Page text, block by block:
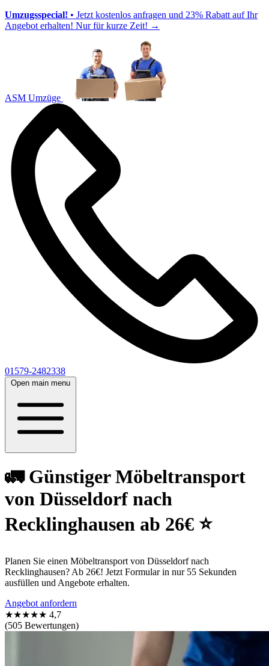
Umzugsspecial! • Jetzt kostenlos anfragen und 23% Rabatt auf Ihr
Angebot erhalten! Nur für kurze Zeit! →
ASM Umzüge
01579-2482338
Open main menu
🚛 Günstiger Möbeltransport
von Düsseldorf nach
Recklinghausen ab 26€ ⭐
Planen Sie einen Möbeltransport von Düsseldorf nach
Recklinghausen? Ab 26€! Jetzt Formular in nur 55 Sekunden
ausfüllen und Angebote erhalten.
Angebot anfordern
★★★★★ 4,7
(505 Bewertungen)